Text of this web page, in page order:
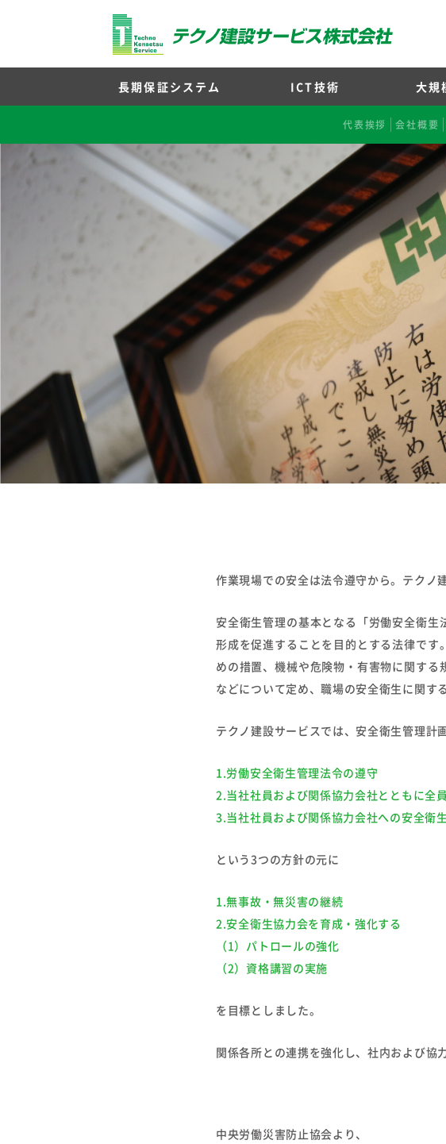
長期保証システム
長期保証ウレタンウレア複合防水 長
ICT技術
調査・診断 新システム
大規
ビフォアアフター 実施時期
工事施工実績一覧 超
代表挨拶 会社概要
採用
作業現場での安全は法令遵守から。テクノ
安全衛生管理の基本となる「労働安全衛
形成を促進することを目的とする法律で
めの措置、機械や危険物・有害物に関す
などについて定め、職場の安全衛生に関す
テクノ建設サービスでは、安全衛生管理計
1.労働安全衛生管理法令の遵守
2.当社社員および関係協力会社とともに全
3.当社社員および関係協力会社への安全衛
という3つの方針の元に
1.無事故・無災害の継続
2.安全衛生協力会を育成・強化する
（1）パトロールの強化
（2）資格講習の実施
を目標としました。
関係各所との連携を強化し、社内および協
中央労働災害防止協会より、